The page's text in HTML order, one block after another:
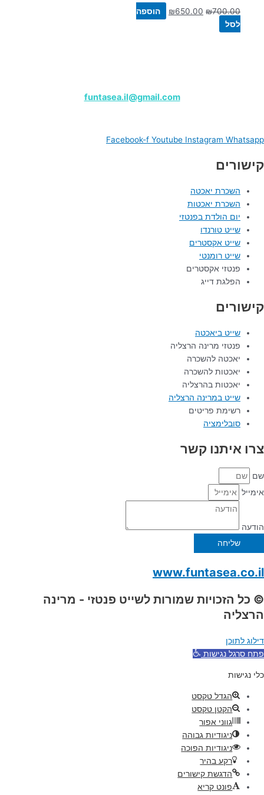
₪700.00
₪650.00
הוספה
לסל
funtasea.il@gmail.com
Facebook-f Youtube Instagram Whatsapp
קישורים
השכרת יאכטה
השכרת יאכטות
יום הולדת בפנטזי
שייט טורנדו
שייט אקסטרים
שייט רומנטי
פנטזי אקסטרים
הפלגת דייג
קישורים
שייט ביאכטה
פנטזי מרינה הרצליה
יאכטה להשכרה
יאכטות להשכרה
יאכטות בהרצליה
שייט במרינה הרצליה
רשימת פריטים
סובלימציה
צרו איתנו קשר
שם
אימייל
הודעה
שליחה
www.funtasea.co.il
© כל הזכויות שמורות לשייט פנטזי - מרינה
הרצליה
דילוג לתוכן
פתח סרגל נגישות
כלי נגישות
הגדל טקסט
הקטן טקסט
גווני אפור
ניגודיות גבוהה
ניגודיות הפוכה
רקע בהיר
הדגשת קישורים
פונט קריא